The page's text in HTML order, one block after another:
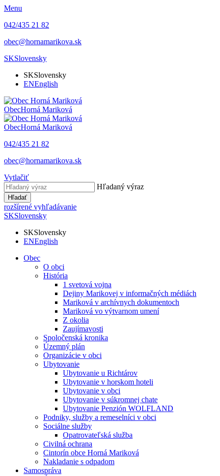
Menu
042/435 21 82
obec@hornamarikova.sk
SKSlovensky
SKSlovensky
ENEnglish
ObecHorná Mariková
ObecHorná Mariková
042/435 21 82
obec@hornamarikova.sk
Vytlačiť
Hľadaný výraz
Hľadať
rozšírené vyhľadávanie
SKSlovensky
SKSlovensky
ENEnglish
Obec
O obci
História
1 svetová vojna
Dejiny Marikovej v informačných médiách
Mariková v archívnych dokumentoch
Mariková vo výtvarnom umení
Z okolia
Zaujímavosti
Spoločenská kronika
Územný plán
Organizácie v obci
Ubytovanie
Ubytovanie u Richtárov
Ubytovanie v horskom hoteli
Ubytovanie v obci
Ubytovanie v súkromnej chate
Ubytovanie Penzión WOLFLAND
Podniky, služby a remeselníci v obci
Sociálne služby
Opatrovateľská služba
Civilná ochrana
Cintorín obce Horná Mariková
Nakladanie s odpadom
Samospráva